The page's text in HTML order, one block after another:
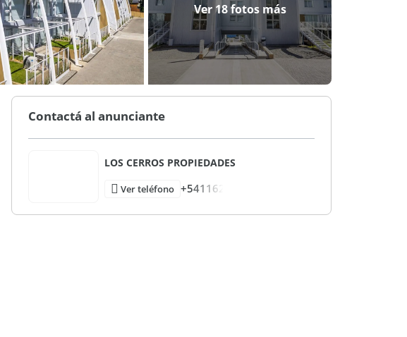
Ver 18 fotos más
Contactá al anunciante
LOS CERROS PROPIEDADES
Ver teléfono +541162